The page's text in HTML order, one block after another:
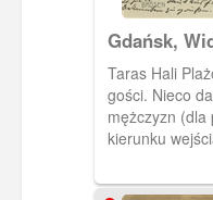
Gdańsk,
na plażę w
Taras Hali
gości. Nieco
mężczyzn (dla
kierunku
kolejnych